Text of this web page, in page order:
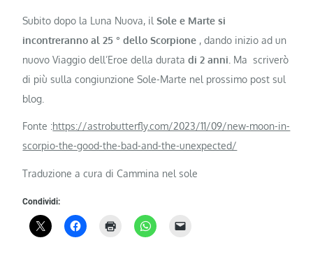
Subito dopo la Luna Nuova, ilSole e Marte si
incontreranno al 25 °dello Scorpione , dando inizio ad un
nuovo Viaggio dell’Eroe della duratadi 2 anni. Ma scriverò
di più sulla congiunzione Sole-Marte nel prossimo post sul
blog.
Fonte :https://astrobutterfly.com/2023/11/09/new-moon-in-
scorpio-the-good-the-bad-and-the-unexpected/
Traduzione a cura di Cammina nel sole
Condividi: